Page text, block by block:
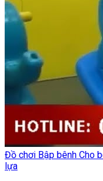
Đồ chơi Bập bênh Cho
lựa